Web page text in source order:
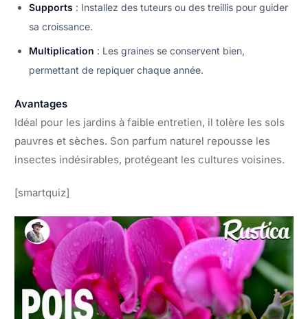
Supports : Installez des tuteurs ou des treillis pour guider
sa croissance.
Multiplication : Les graines se conservent bien,
permettant de repiquer chaque année.
Avantages
Idéal pour les jardins à faible entretien, il tolère les sols
pauvres et sèches. Son parfum naturel repousse les
insectes indésirables, protégeant les cultures voisines.
[smartquiz]